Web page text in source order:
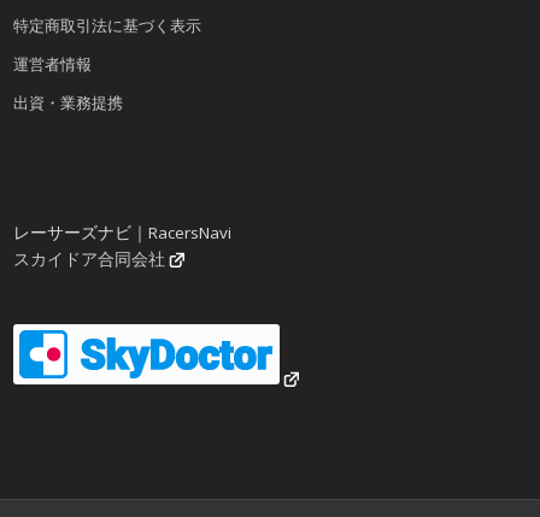
特定商取引法に基づく表示
運営者情報
出資・業務提携
レーサーズナビ｜RacersNavi
スカイドア合同会社